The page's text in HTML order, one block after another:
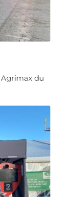
Agrimax du